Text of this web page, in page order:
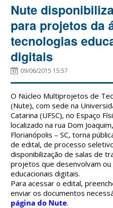
Nute
para projetos da
tecnologias
digitais
09/06/2015 15:57
O Núcleo Multiprojetos de
(Nute), com sede na
Catarina (UFSC), no Espaço
localizado na rua Dom
Florianópolis – SC, torna
de edital, de processo
disponibilização de salas de
projetos que desenvolvam
educacionais digitais.
Para acessar o edital,
enviar os documentos
página do Nute.